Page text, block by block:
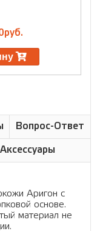
Вопрос-Ответ
Аксессуары
Аригон с
основе.
материал не